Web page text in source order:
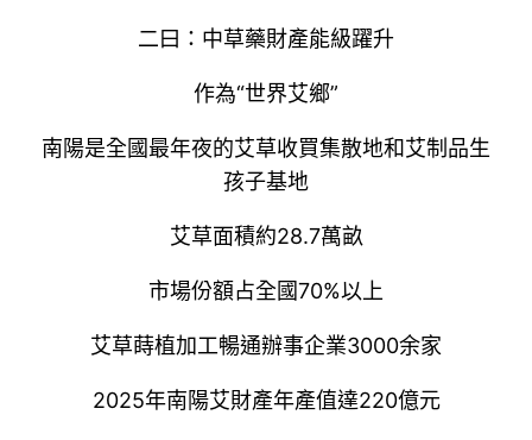
二曰：中草藥財產能級躍升
作為“世界艾鄉”
南陽是全國最年夜的艾草收買集散地和艾制品生
孩子基地
艾草面積約28.7萬畝
市場份額占全國70%以上
艾草蒔植加工暢通辦事企業3000余家
2025年南陽艾財產年產值達220億元